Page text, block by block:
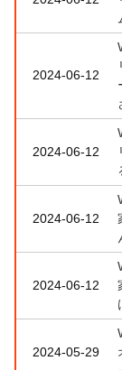
2024-06-12
2024-06-12
2024-06-12
2024-06-12
2024-05-29